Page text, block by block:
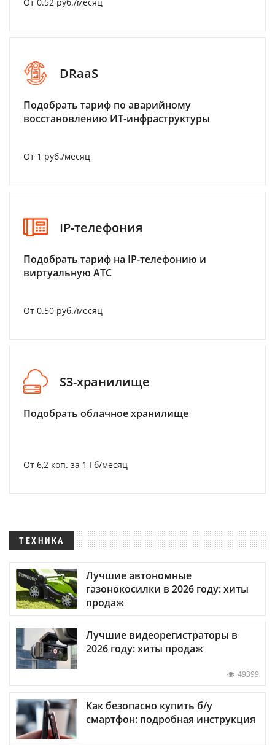
DRaaS
Подобрать тариф по аварийному
восстановлению ИТ-инфраструктуры
От 1 руб./месяц
IP-телефония
Подобрать тариф на IP-телефонию и
виртуальную АТС
От 0.50 руб./месяц
S3-хранилище
Подобрать облачное хранилище
От 6,2 коп. за 1 Гб/месяц
ТЕХНИКА
Лучшие автономные
газонокосилки в 2026 году: хиты
продаж
Лучшие видеорегистраторы в
2026 году: хиты продаж
49399
Как безопасно купить б/у
смартфон: подробная инструкция